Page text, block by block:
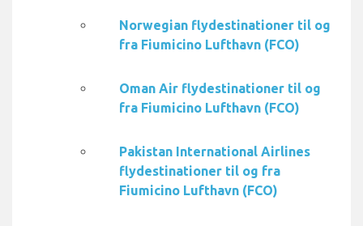
Norwegian flydestinationer til og
fra Fiumicino Lufthavn (FCO)
Oman Air flydestinationer til og
fra Fiumicino Lufthavn (FCO)
Pakistan International Airlines
flydestinationer til og fra
Fiumicino Lufthavn (FCO)